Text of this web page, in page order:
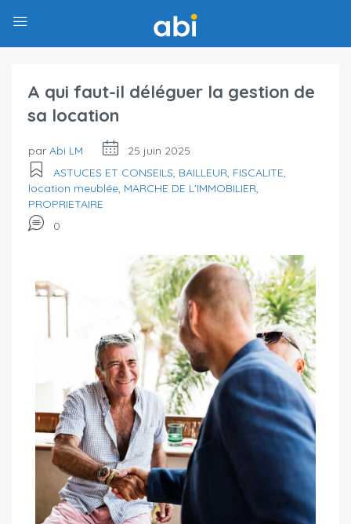
A qui faut-il déléguer la gestion de
sa location
par Abi LM
25 juin 2025
ASTUCES ET CONSEILS, BAILLEUR, FISCALITE,
location meublée, MARCHE DE L'IMMOBILIER,
PROPRIETAIRE
0